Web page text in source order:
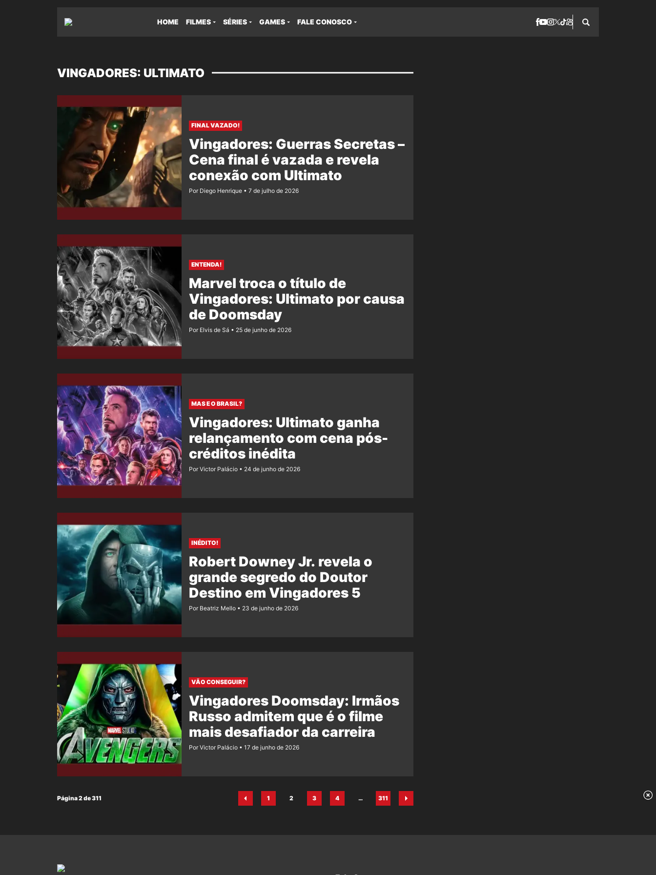
HOME FILMES SÉRIES GAMES FALE CONOSCO
VINGADORES: ULTIMATO
FINAL VAZADO!
Vingadores: Guerras Secretas –
Cena final é vazada e revela
conexão com Ultimato
Por Diego Henrique 7 de julho de 2026
ENTENDA!
Marvel troca o título de
Vingadores: Ultimato por causa
de Doomsday
Por Elvis de Sá 25 de junho de 2026
MAS E O BRASIL?
Vingadores: Ultimato ganha
relançamento com cena pós-
créditos inédita
Por Victor Palácio 24 de junho de 2026
INÉDITO!
Robert Downey Jr. revela o
grande segredo do Doutor
Destino em Vingadores 5
Por Beatriz Mello 23 de junho de 2026
VÃO CONSEGUIR?
Vingadores Doomsday: Irmãos
Russo admitem que é o filme
mais desafiador da carreira
Por Victor Palácio 17 de junho de 2026
Página 2 de 311
Página
1
Página
2
Página
3
Página
4
…
Página
311